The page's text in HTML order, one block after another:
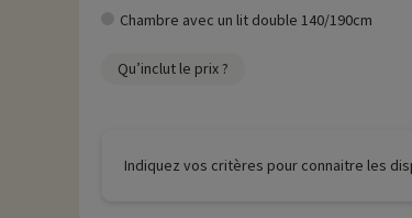
Chambre avec un lit double 140/190cm
Qu’inclut le prix ?
Indiquez vos critères pour connaitre les